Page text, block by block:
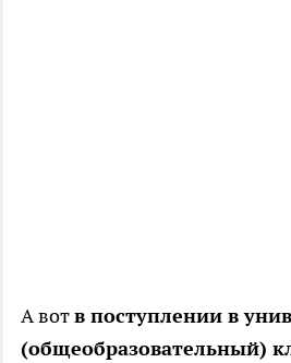
А вотв поступлении в
(общеобразовательный)